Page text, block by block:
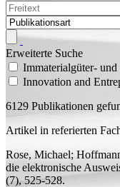
Erweiterte Suche
Immaterialgüter-
Innovation and
6129 Publikationen
Artikel in referierten
Rose, Michael;
die elektronische
(7), 525-528.